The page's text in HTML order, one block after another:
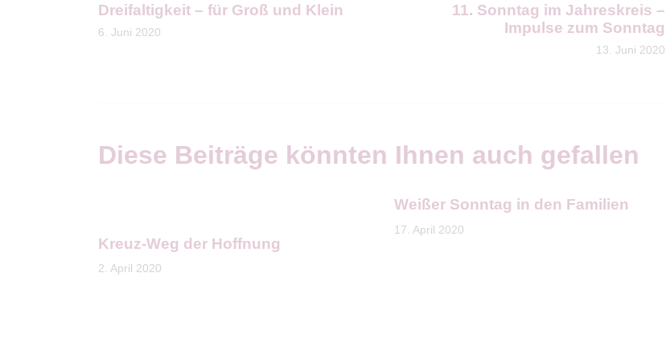
Dreifaltigkeit – für Groß und Klein
6. Juni 2020
11. Sonntag im Jahreskreis –
Impulse zum Sonntag
13. Juni 2020
Diese Beiträge könnten Ihnen auch gefallen
Kreuz-Weg der Hoffnung
2. April 2020
Weißer Sonntag in den Familien
17. April 2020